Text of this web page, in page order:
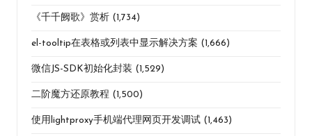
《千千阙歌》赏析 (1,734)
el-tooltip在表格或列表中显示解决方案 (1,666)
微信JS-SDK初始化封装 (1,529)
二阶魔方还原教程 (1,500)
使用lightproxy手机端代理网页开发调试 (1,463)